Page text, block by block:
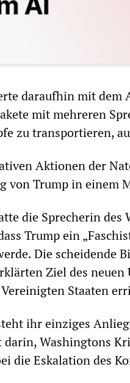
daraufhin mit dem
mit mehreren
zu transportieren,
Aktionen der
von Trump in einem
die Sprecherin des
Trump ein
Die scheidende
Ziel des
Staaten
ihr einziges
darin, Washingtons
die Eskalation des